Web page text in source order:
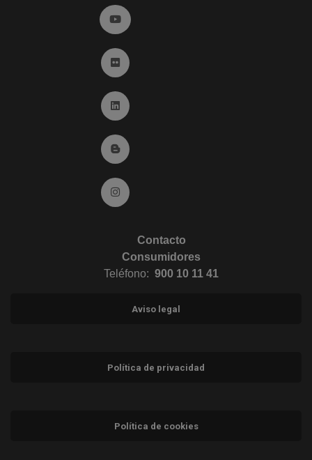
Ir a YouTube (abre en ventana nueva)
Ir a Flickr (abre en ventana nueva)
Ir a Linkedin (abre en ventana nueva)
Ir al Blog (abre en ventana nueva)
Ir a Instagram (abre en ventana nueva)
Contacto
Consumidores
Teléfono: 900 10 11 41
Aviso legal
Política de privacidad
Política de cookies